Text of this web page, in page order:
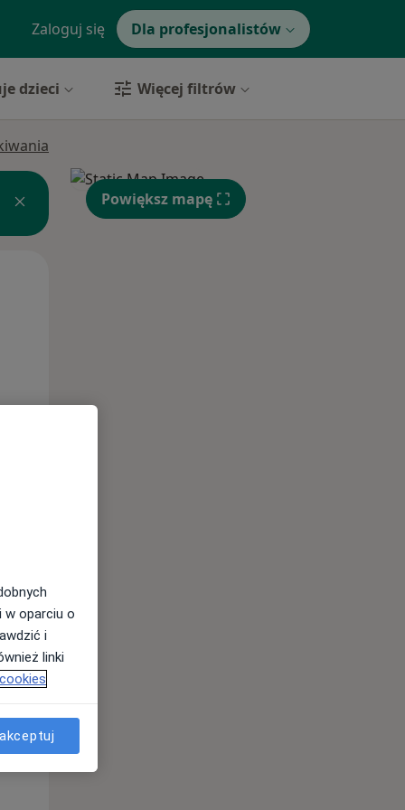
Zaloguj się Dla profesjonalistów
dzieci Więcej filtrów
Czw,
13 Sie
Powiększ mapę
w oparciu o
i
linki